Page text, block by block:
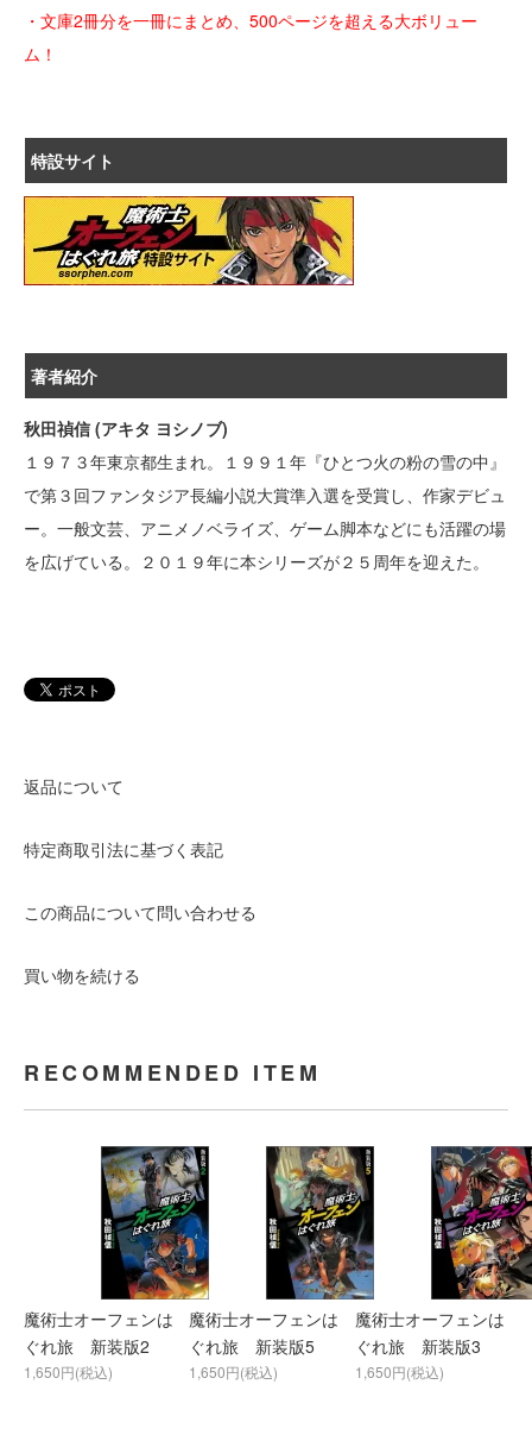
・文庫2冊分を一冊にまとめ、500ページを超える大ボリュー
ム！
特設サイト
著者紹介
秋田禎信 (アキタ ヨシノブ)
１９７３年東京都生まれ。１９９１年『ひとつ火の粉の雪の中』
で第３回ファンタジア長編小説大賞準入選を受賞し、作家デビュ
ー。一般文芸、アニメノベライズ、ゲーム脚本などにも活躍の場
を広げている。２０１９年に本シリーズが２５周年を迎えた。
返品について
特定商取引法に基づく表記
この商品について問い合わせる
買い物を続ける
RECOMMENDED ITEM
魔術士オーフェンは
ぐれ旅 新装版2
1,650円(税込)
魔術士オーフェンは
ぐれ旅 新装版5
1,650円(税込)
魔術士オーフェンは
ぐれ旅 新装版3
1,650円(税込)